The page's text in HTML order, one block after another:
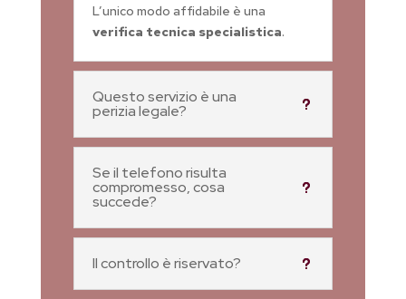
L’unico modo affidabile è una
verifica tecnica specialistica.
Questo servizio è una
perizia legale?
Se il telefono risulta
compromesso, cosa
succede?
Il controllo è riservato?